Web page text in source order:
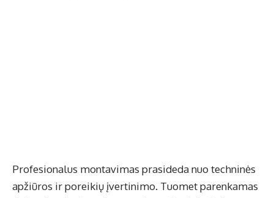
Profesionalus montavimas prasideda nuo techninės
apžiūros ir poreikių įvertinimo. Tuomet parenkamas